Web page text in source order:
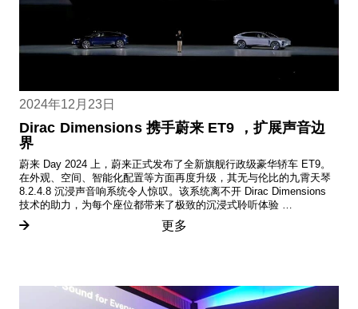
2024年12月23日
Dirac Dimensions 携手蔚来 ET9 ，扩展声音边
界
蔚来 Day 2024 上，蔚来正式发布了全新旗舰行政级豪华轿车 ET9。
在外观、空间、智能化配置等方面再度升级，其无与伦比的九霄天琴
8.2.4.8 沉浸声音响系统令人惊叹。该系统离不开 Dirac Dimensions
技术的助力，为每个座位都带来了极致的沉浸式聆听体验 …
更多